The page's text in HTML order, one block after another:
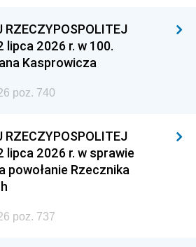
RZECZYPOSPOLITEJ
lipca 2026 r. w 100.
Kasprowicza
poz. 740
RZECZYPOSPOLITEJ
lipca 2026 r. w sprawie
powołanie Rzecznika
poz. 737